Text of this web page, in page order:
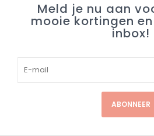
Meld je nu aan
mooie kortingen
inbox!
ABONNEER